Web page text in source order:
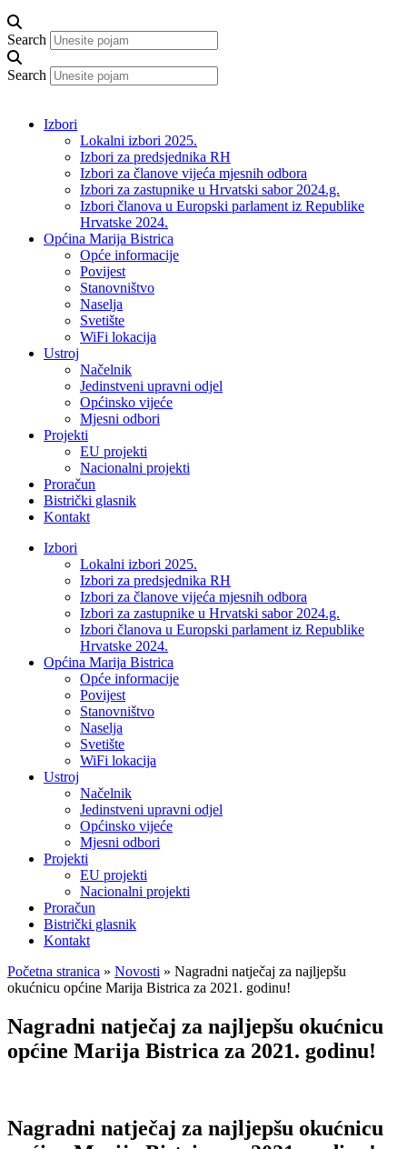
Search
Search
Izbori
Lokalni izbori 2025.
Izbori za predsjednika RH
Izbori za članove vijeća mjesnih odbora
Izbori za zastupnike u Hrvatski sabor 2024.g.
Izbori članova u Europski parlament iz Republike
Hrvatske 2024.
Općina Marija Bistrica
Opće informacije
Povijest
Stanovništvo
Naselja
Svetište
WiFi lokacija
Ustroj
Načelnik
Jedinstveni upravni odjel
Općinsko vijeće
Mjesni odbori
Projekti
EU projekti
Nacionalni projekti
Proračun
Bistrički glasnik
Kontakt
Izbori
Lokalni izbori 2025.
Izbori za predsjednika RH
Izbori za članove vijeća mjesnih odbora
Izbori za zastupnike u Hrvatski sabor 2024.g.
Izbori članova u Europski parlament iz Republike
Hrvatske 2024.
Općina Marija Bistrica
Opće informacije
Povijest
Stanovništvo
Naselja
Svetište
WiFi lokacija
Ustroj
Načelnik
Jedinstveni upravni odjel
Općinsko vijeće
Mjesni odbori
Projekti
EU projekti
Nacionalni projekti
Proračun
Bistrički glasnik
Kontakt
Početna stranica » Novosti » Nagradni natječaj za najljepšu
okućnicu općine Marija Bistrica za 2021. godinu!
Nagradni natječaj za najljepšu okućnicu
općine Marija Bistrica za 2021. godinu!
Nagradni natječaj za najljepšu okućnicu